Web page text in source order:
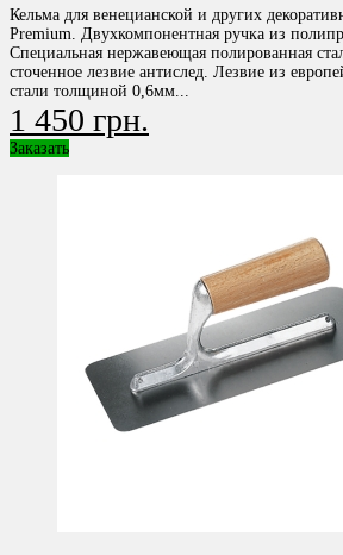
Кельма для венецианской и других
Premium. Двухкомпонентная ручка из
Специальная нержавеющая полированная
сточенное лезвие антислед. Лезвие из
стали толщиной 0,6мм...
1 450 грн.
Заказать